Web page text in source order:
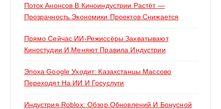
Поток Анонсов В Киноиндустрии Растёт —
Прозрачность Экономики Проектов Снижается
Прямо Сейчас ИИ-Режиссёры Захватывают
Киностудии И Меняют Правила Индустрии
Эпоха Google Уходит: Казахстанцы Массово
Переходят На ИИ И Госуслуги
Индустрия Roblox: Обзор Обновлений И Бонусной